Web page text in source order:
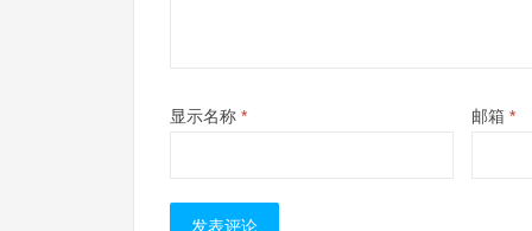
显示名称 * 邮箱 *